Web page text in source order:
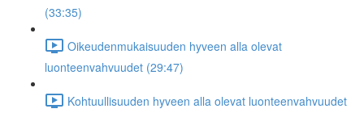
(33:35)
Oikeudenmukaisuuden hyveen alla olevat
luonteenvahvuudet (29:47)
Kohtuullisuuden hyveen alla olevat luonteenvahvuudet